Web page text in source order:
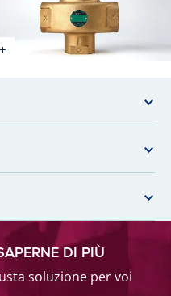
DI PIÙ
soluzione per voi